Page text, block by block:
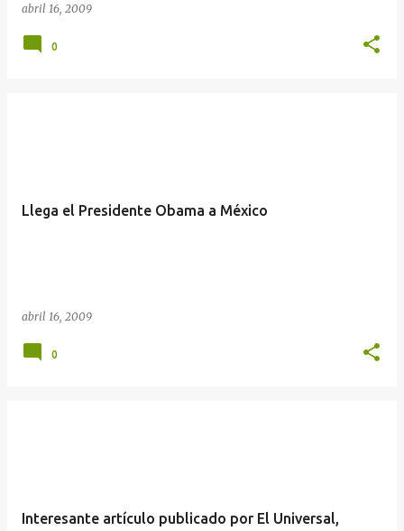
abril 16, 2009
0
Llega el Presidente Obama a México
abril 16, 2009
0
Interesante artículo publicado por El Universal,